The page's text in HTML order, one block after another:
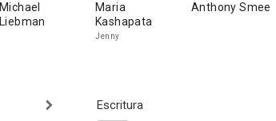
Michael
Liebman
Maria
Kashapata
Jenny
Anthony Smee
Escritura